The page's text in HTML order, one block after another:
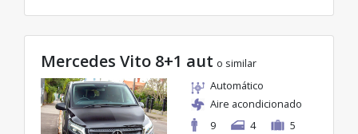
Mercedes Vito 8+1 aut o similar
Automático
Aire acondicionado
9
4 5